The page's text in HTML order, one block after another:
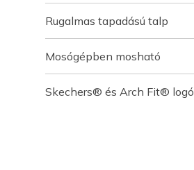
Rugalmas tapadású talp
Mosógépben mosható
Skechers® és Arch Fit® logó